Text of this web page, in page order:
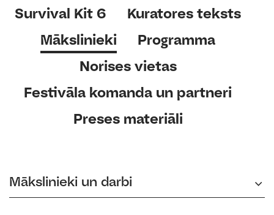
Survival Kit 6
Kuratores teksts
Mākslinieki
Programma
Norises vietas
Festivāla komanda un partneri
Preses materiāli
Mākslinieki un darbi